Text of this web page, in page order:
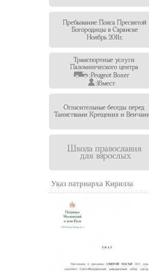
Указ патриарха Кирилла